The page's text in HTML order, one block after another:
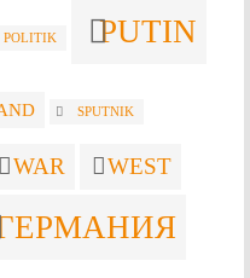
POLITIK PUTIN
SPUTNIK
WAR WEST